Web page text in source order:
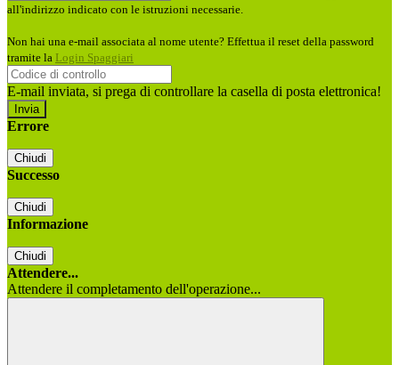
all'indirizzo indicato con le istruzioni necessarie.
Non hai una e-mail associata al nome utente? Effettua il reset della password
tramite la Login Spaggiari
E-mail inviata, si prega di controllare la casella di posta elettronica!
Errore
Chiudi
Successo
Chiudi
Informazione
Chiudi
Attendere...
Attendere il completamento dell'operazione...